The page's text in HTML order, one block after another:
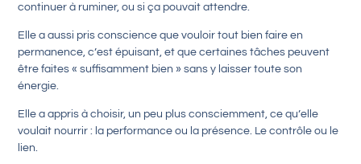
continuer à ruminer, ou si ça pouvait attendre.
Elle a aussi pris conscience quevouloir tout bien faire en
permanence, c’est épuisant, et que certaines tâches peuvent
être faites « suffisamment bien » sans y laisser toute son
énergie.
Elle a appris à choisir, un peu plus consciemment, ce qu’elle
voulait nourrir : la performance ou la présence. Le contrôle ou le
lien.